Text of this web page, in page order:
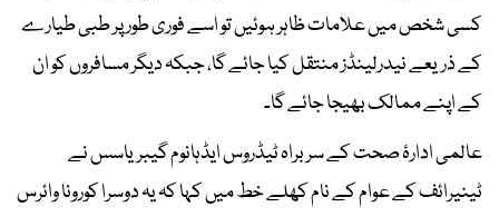
کسی شخص میں علامات ظاہر ہوئیں تو اسے فوری طور پر طبی طیارے
کے ذریعے نیدرلینڈز منتقل کیا جائے گا، جبکہ دیگر مسافروں کو ان
کے اپنے ممالک بھیجا جائے گا۔
عالمی ادارۂ صحت کے سربراہ ٹیڈروس ایڈہانوم گیبریاسس نے
ٹینیرائف کے عوام کے نام کھلے خط میں کہا کہ یہ دوسرا کورونا وائرس